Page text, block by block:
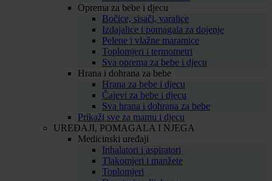
Oprema za bebe i djecu
Bočice, sisači, varalice
Izdajalice i pomagala za dojenje
Pelene i vlažne maramice
Toplomjeri i termometri
Sva oprema za bebe i djecu
Hrana i dohrana za bebe
Hrana za bebe i djecu
Čajevi za bebe i djecu
Sva hrana i dohrana za bebe
Prikaži sve za mamu i djecu
UREĐAJI, POMAGALA I NJEGA
Medicinski uređaji
Inhalatori i aspiratori
Tlakomjeri i manžete
Toplomjeri